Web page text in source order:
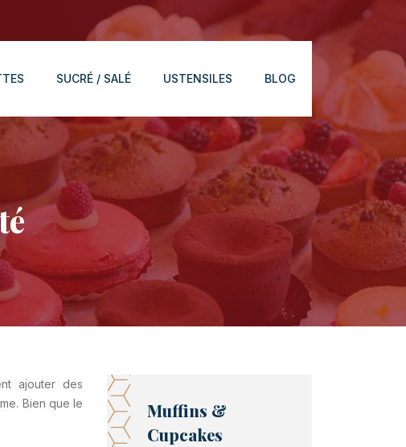
SUCRÉ / SALÉ USTENSILES BLOG
ajouter des
Bien que le
Muffins &
Cupcakes